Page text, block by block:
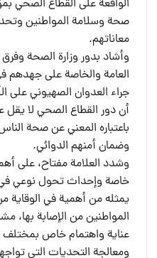
الواقعة على القطاع الصحي
صحة وسلامة المواطنين
معاناتهم.
وأشاد بدور وزارة الصحة
العامة والخاصة على جهدهم
جراء العدوان الصهيوني على
أن دور القطاع الصحي لا يقل
باعتباره المعني عن صحة
وضمان أمنهم الدوائي.
وشدد العلامة مفتاح، على
خاصة وإحداث تحول نوعي في
يمثله من أهمية في الوقاية
المواطنين من الإصابة بها،
عناية واهتمام خاص
ومعالجة التحديات التي